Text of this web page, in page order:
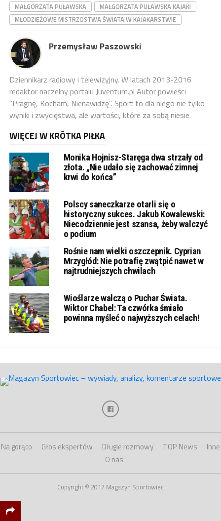
MAŁGORZATA PUŁAWSKA
MAŁGORZATA PUŁAWSKA KAJAKI
MŁODZIEŻOWE MISTRZOSTWA ŚWIATA W KAJAKARSTWIE
Przemysław Paszowski
Dziennikarz radiowy i telewizyjny. W latach 2013-2016
redaktor naczelny portalu Juventum.pl Autor powieści
"Pragnę, Kocham, Nienawidzę". Sport to dla niego nie tylko
wyniki i zwycięstwa, ale wartości, które za sobą niesie.
WIĘCEJ W KRÓTKA PIŁKA
Monika Hojnisz-Staręga dwa strzały od
złota. „Nie udało się zachować zimnej
krwi do końca”
Polscy saneczkarze otarli się o
historyczny sukces. Jakub Kowalewski:
Niecodziennie jest szansa, żeby walczyć
o podium
Rośnie nam wielki oszczepnik. Cyprian
Mrzygłód: Nie potrafię zwątpić nawet w
najtrudniejszych chwilach
Wioślarze walczą o Puchar Świata.
Wiktor Chabel: Ta czwórka śmiało
powinna myśleć o najwyższych celach!
Na gorąco Głos ekspertów Długie rozmowy TOP News
Inne
O nas
Copyright © 2017 Magazyn Sportowiec